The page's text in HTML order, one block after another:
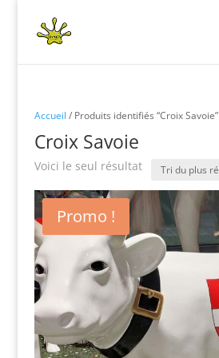
Accueil / Produits identifiés “Croix Savoie”
Croix Savoie
Voici le seul résultat
Promo !